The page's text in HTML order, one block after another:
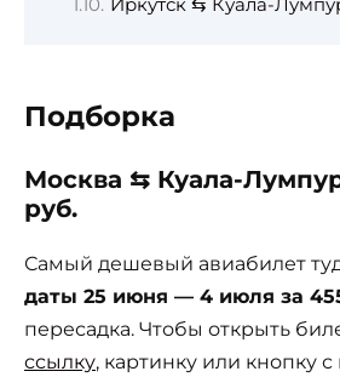
Иркутск ⇆ Куала-
Подборка
Москва ⇆ Куала-
руб.
Самый дешевый авиабилет
даты 25 июня — 4 июля за
пересадка. Чтобы открыть
ссылку, картинку или кнопку